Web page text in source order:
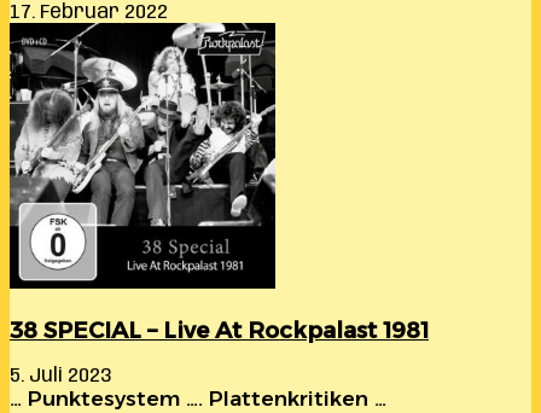
17. Februar 2022
38 SPECIAL – Live At Rockpalast 1981
5. Juli 2023
… Punktesystem …. Plattenkritiken …